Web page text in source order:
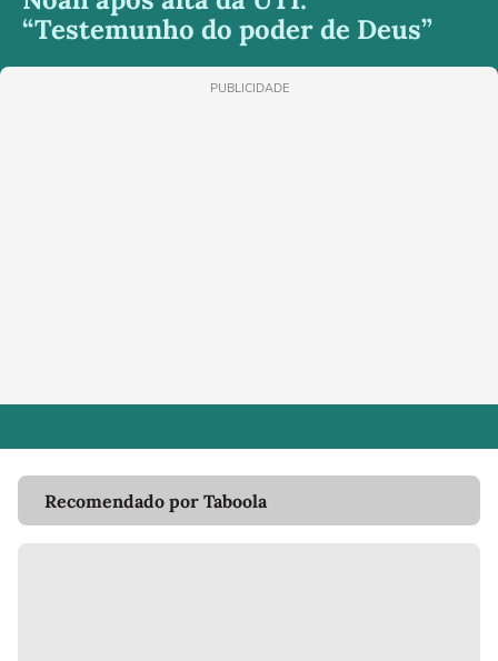
“Testemunho do poder de Deus”
PUBLICIDADE
Recomendado por Taboola